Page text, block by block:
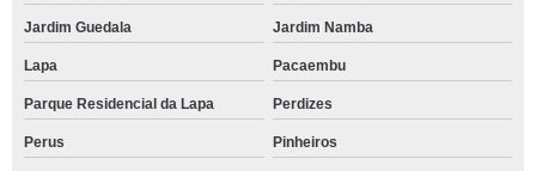
Jardim Guedala Jardim Namba
Lapa Pacaembu
Parque Residencial da Lapa Perdizes
Perus Pinheiros